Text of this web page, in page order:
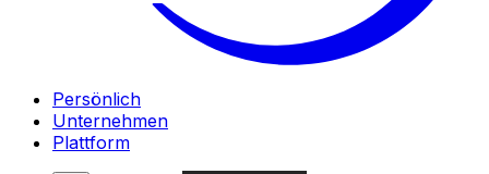
Persönlich
Unternehmen
Plattform